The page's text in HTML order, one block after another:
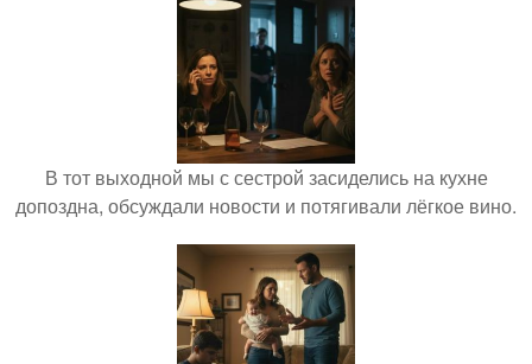
В тот выходной мы с сестрой засиделись на кухне
допоздна, обсуждали новости и потягивали лёгкое вино.